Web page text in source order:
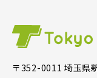
〒352-0011 埼玉県